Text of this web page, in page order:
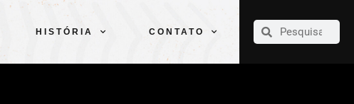
HISTÓRIA CONTATO
CLUBE